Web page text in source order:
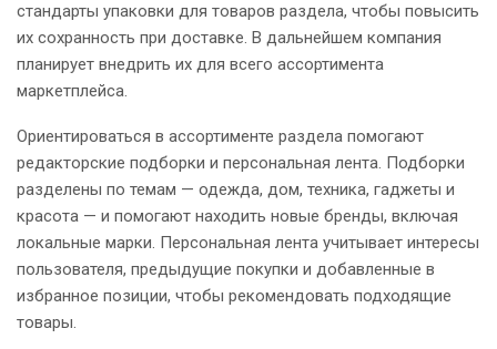
стандарты упаковки для товаров раздела, чтобы повысить
их сохранность при доставке. В дальнейшем компания
планирует внедрить их для всего ассортимента
маркетплейса.
Ориентироваться в ассортименте раздела помогают
редакторские подборки и персональная лента. Подборки
разделены по темам — одежда, дом, техника, гаджеты и
красота — и помогают находить новые бренды, включая
локальные марки. Персональная лента учитывает интересы
пользователя, предыдущие покупки и добавленные в
избранное позиции, чтобы рекомендовать подходящие
товары.